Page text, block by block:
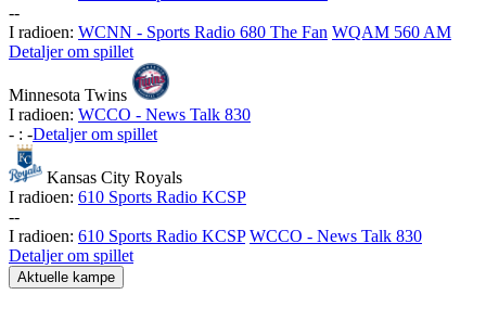
--
I radioen: WCNN - Sports Radio 680 The Fan WQAM 560 AM
Detaljer om spillet
Minnesota Twins
I radioen: WCCO - News Talk 830
- : -Detaljer om spillet
Kansas City Royals
I radioen: 610 Sports Radio KCSP
--
I radioen: 610 Sports Radio KCSP WCCO - News Talk 830
Detaljer om spillet
Aktuelle kampe